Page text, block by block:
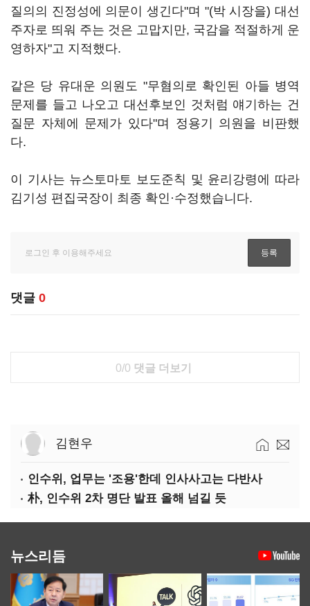
질의의 진정성에 의문이 생긴다"며 "(박 시장을) 대선
주자로 띄워 주는 것은 고맙지만, 국감을 적절하게 운
영하자"고 지적했다.
같은 당 유대운 의원도 "무혐의로 확인된 아들 병역
문제를 들고 나오고 대선후보인 것처럼 얘기하는 건
질문 자체에 문제가 있다"며 정용기 의원을 비판했
다.
이 기사는 뉴스토마토 보도준칙 및 윤리강령에 따라
김기성 편집국장이 최종 확인·수정했습니다.
댓글 0
0/0 댓글 더보기
김현우
인수위, 업무는 '조용'한데 인사사고는 다반사
朴, 인수위 2차 명단 발표 올해 넘길 듯
뉴스리듬